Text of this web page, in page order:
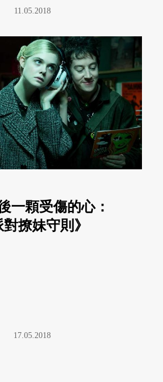
11.05.2018
一顆受傷的心：
對撩妹守則》
17.05.2018